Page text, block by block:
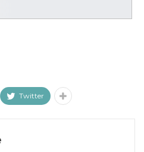
Twitter